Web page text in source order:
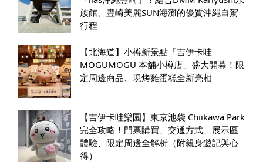
族館、豐崎美麗SUN海灘的優質沖繩自駕
行程
【北海道】小樽新景點「吉伊卡哇
MOGUMOGU 本舖小樽店」盛大開幕！限
定周邊商品、現烤雞蛋糕全新亮相
【吉伊卡哇樂園】東京池袋 Chiikawa Park
完全攻略！門票購買、交通方式、展示區
體驗、限定周邊全解析（附親身遊記與心
得）